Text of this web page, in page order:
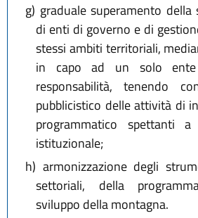
g) graduale superamento della
di enti di governo e di
stessi ambiti territoriali,
in capo ad un solo
responsabilità, tenendo
pubblicistico delle attività di
programmatico spettanti
istituzionale;
h) armonizzazione degli
settoriali, della
sviluppo della montagna.